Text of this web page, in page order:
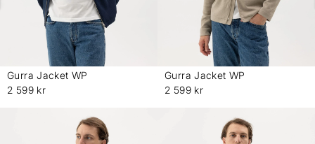
Gurra Jacket WP
2 599 kr
Gurra Jacket WP
2 599 kr